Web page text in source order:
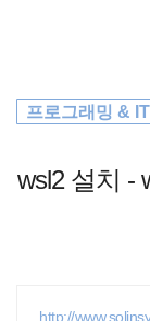
가
wsl2 설치 -
프로그래밍 & IT
http://
리눅스